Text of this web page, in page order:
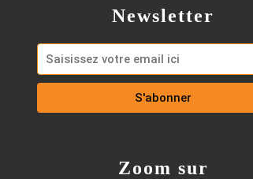
Newsletter
Zoom sur